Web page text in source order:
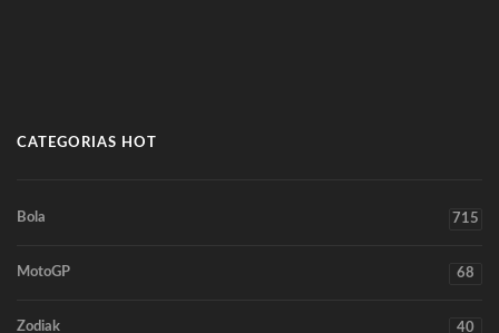
CATEGORIAS HOT
Bola 715
MotoGP 68
Zodiak 40